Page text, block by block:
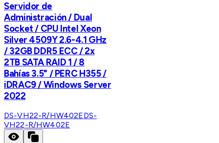
Servidor de
Administración / Dual
Socket / CPU Intel Xeon
Silver 4509Y 2.6-4.1 GHz
/ 32GB DDR5 ECC / 2x
2TB SATA RAID 1 / 8
Bahías 3.5" / PERC H355 /
iDRAC9 / Windows Server
2022
DS-VH22-R/HW402EDS-
VH22-R/HW402E